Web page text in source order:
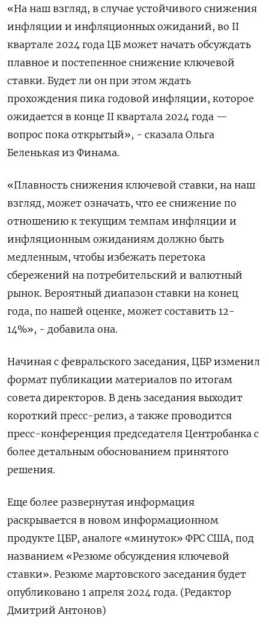
«На наш взгляд, в случае устойчивого снижения
инфляции и инфляционных ожиданий, во II
квартале 2024 года ЦБ может начать обсуждать
плавное и постепенное снижение ключевой
ставки. Будет ли он при этом ждать
прохождения пика годовой инфляции, которое
ожидается в конце II квартала 2024 года —
вопрос пока открытый», - сказала Ольга
Беленькая из Финама.
«Плавность снижения ключевой ставки, на наш
взгляд, может означать, что ее снижение по
отношению к текущим темпам инфляции и
инфляционным ожиданиям должно быть
медленным, чтобы избежать перетока
сбережений на потребительский и валютный
рынок. Вероятный диапазон ставки на конец
года, по нашей оценке, может составить 12-
14%», - добавила она.
Начиная с февральского заседания, ЦБР изменил
формат публикации материалов по итогам
совета директоров. В день заседания выходит
короткий пресс-релиз, а также проводится
пресс-конференция председателя Центробанка с
более детальным обоснованием принятого
решения.
Еще более развернутая информация
раскрывается в новом информационном
продукте ЦБР, аналоге «минуток» ФРС США, под
названием «Резюме обсуждения ключевой
ставки». Резюме мартовского заседания будет
опубликовано 1 апреля 2024 года. (Редактор
Дмитрий Антонов)